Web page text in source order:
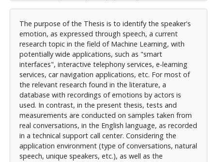
τη λήψη, επεξεργασία και σχολιασμό των δειγμάτων,
επιλέγονται αρχικά 30 κλήσεις. Μέσω του λογισμικού
Praat, κάθε κλήση κατακερματίζεται σε ηχητικά
τμήματα μεγέθους έκφρασης. Τα ηχητικά τμήματα, στη
συνέχεια, αξιολογούνται και επισημαίνονται ως προς
τη συναισθηματική κατάσταση η οποία τα
χαρακτηρίζει από ανθρώπινο σχολιαστή. Ο
σχολιαστής που εφαρμόζει τις σημάνσεις, έχει στη
διάθεσή του το σύνολο της συνομιλίας και το λεκτικό
της περιεχόμενο, καθώς και τις αναφορές
ικανοποίησης του πελάτη. Έτσι, πέρα από την
υποκειμενική αξιολόγηση, υπάρχουν επιπλέον
σημασιολογικά μετα- δεδομένα τα οποία μπορούν να
οδηγήσουν στη διαμόρφωση μιας αξιόπιστης βάσης
The purpose of the Thesis is to identify the speaker's
emotion, as expressed through speech, a current
research topic in the field of Machine Learning, with
potentially wide applications, such as "smart
interfaces", interactive telephony services, e-learning
services, car navigation applications, etc. For most of
the relevant research found in the literature, a
database with recordings of emotions by actors is
used. In contrast, in the present thesis, tests and
measurements are conducted on samples taken from
real conversations, in the English language, as recorded
in a technical support call center. Considering the
application environment (type of conversations, natural
speech, unique speakers, etc.), as well as the